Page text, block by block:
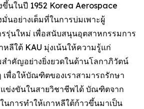
นในปี 1952 Korea Aerospace
นอย่างเต็มที่ในการบ่มเพาะผู้
รุ่นใหม่ เพื่อสนับสนุนอุตสาหกรรมการ
หลีใต้ KAU มุ่งเน้นให้ความรู้แก่
ำคัญอย่างยิ่งยวดในด้านโลกาภิวัตน์
เพื่อให้บัณฑิตของเราสามารถรักษา
ข่งขันในสายวิชาชีพได้ บัณฑิตจาก
การทำให้เกาหลีใต้ก้าวขึ้นมาเป็น